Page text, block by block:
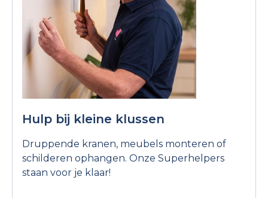
Hulp bij kleine klussen
Druppende kranen, meubels monteren of
schilderen ophangen. Onze Superhelpers
staan voor je klaar!